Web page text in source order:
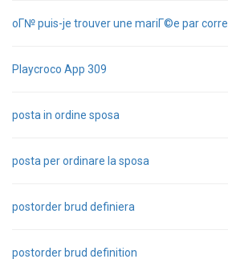
oГ№ puis-je trouver une mariГ©e par
Playcroco App 309
posta in ordine sposa
posta per ordinare la sposa
postorder brud definiera
postorder brud definition